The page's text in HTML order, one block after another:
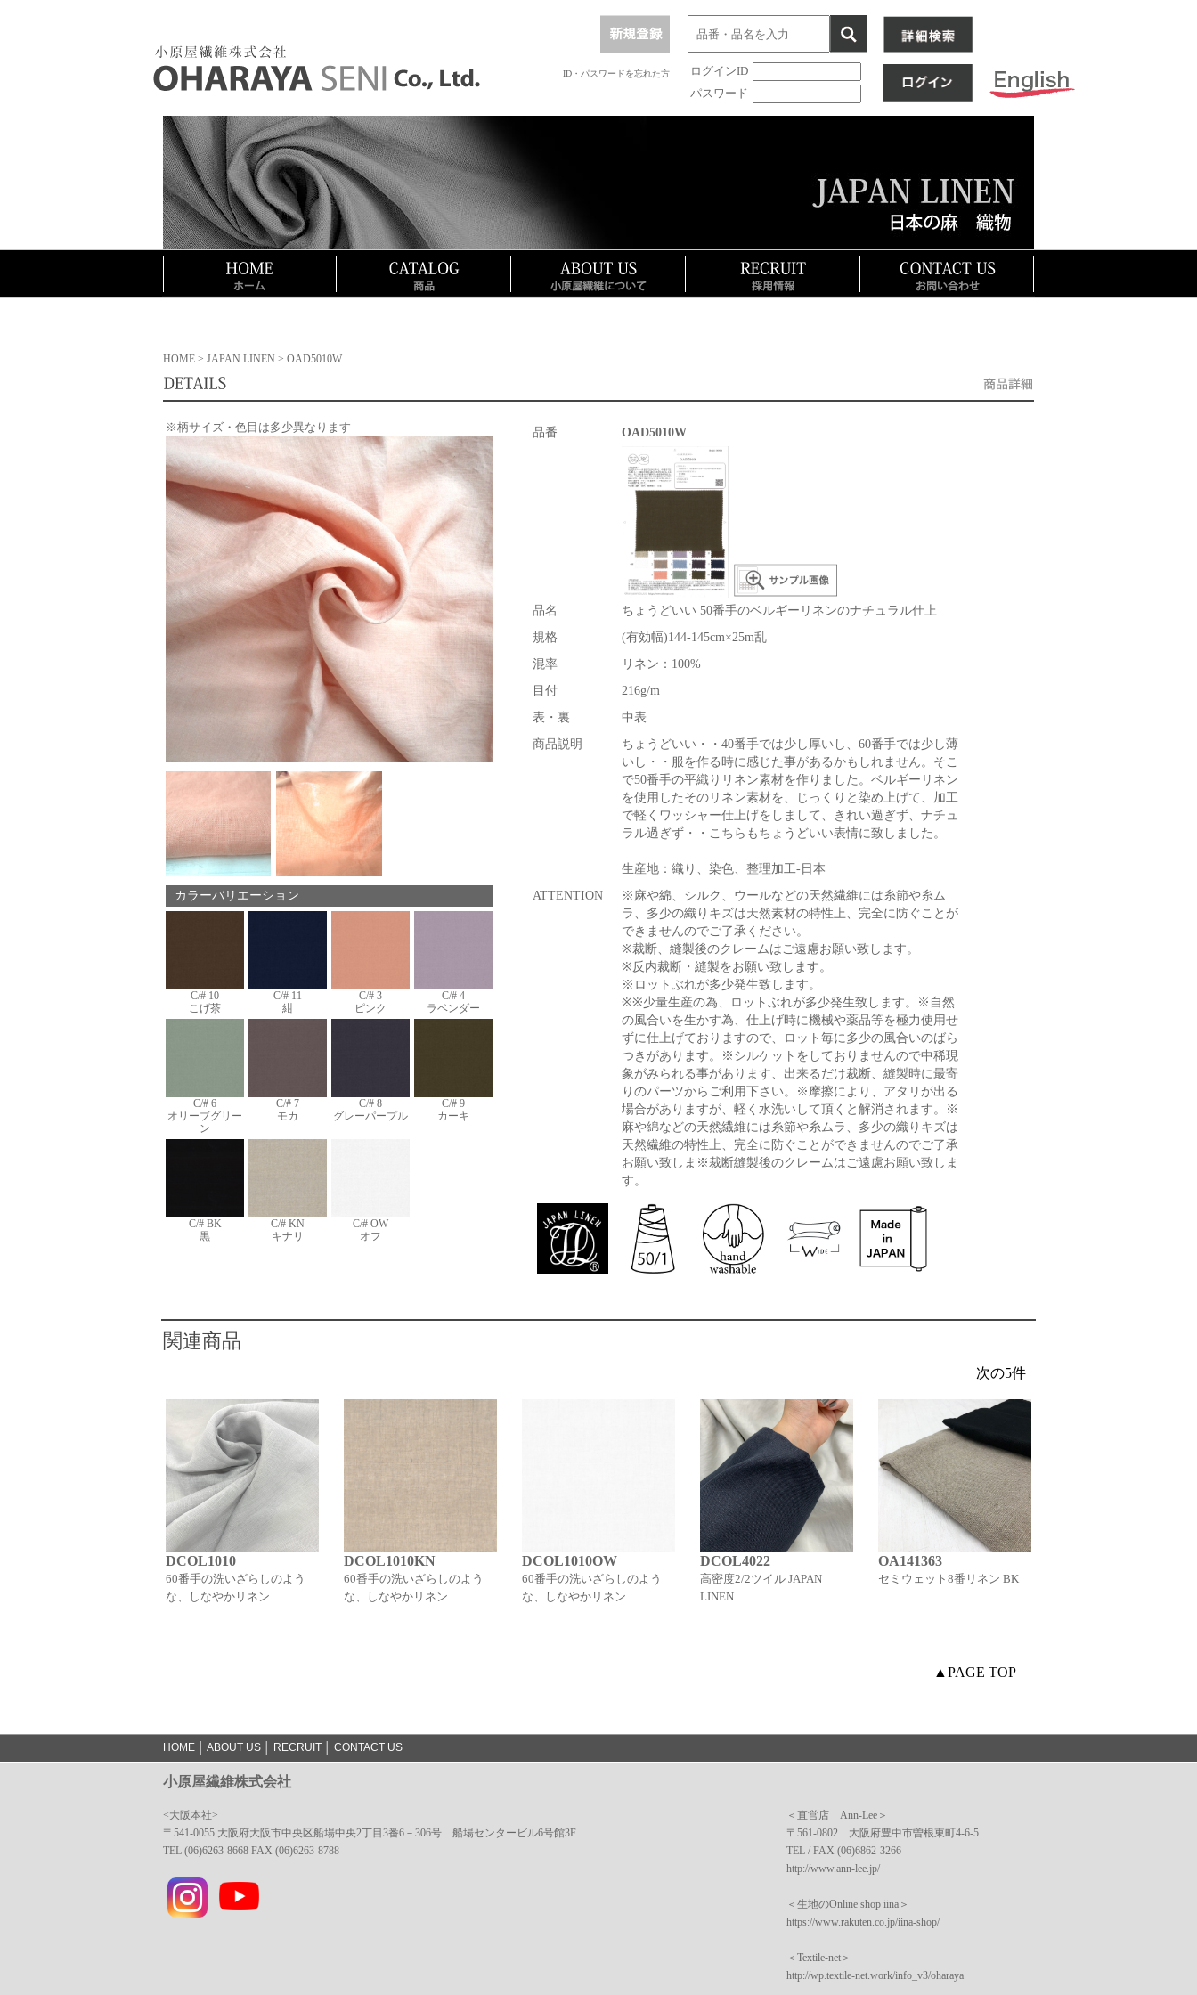
ID・パスワードを忘れた方
ログインID
パスワード
HOME > JAPAN LINEN > OAD5010W
※柄サイズ・色目は多少異なります
カラーバリエーション
C/# 10
こげ茶
C/# 11
紺
C/# 3
ピンク
C/# 4
ラベンダー
C/# 6
オリーブグリー
ン
C/# 7
モカ
C/# 8
グレーパープル
C/# 9
カーキ
C/# BK
黒
C/# KN
キナリ
C/# OW
オフ
品番 OAD5010W
品名
ちょうどいい 50番手のベルギーリネンのナチュラル仕上
規格
(有効幅)144-145cm×25m乱
混率
リネン：100%
目付
216g/m
表・裏
中表
商品説明
ちょうどいい・・40番手では少し厚いし、60番手では少し薄
いし・・服を作る時に感じた事があるかもしれません。そこ
で50番手の平織りリネン素材を作りました。ベルギーリネン
を使用したそのリネン素材を、じっくりと染め上げて、加工
で軽くワッシャー仕上げをしまして、きれい過ぎず、ナチュ
ラル過ぎず・・こちらもちょうどいい表情に致しました。
生産地：織り、染色、整理加工-日本
ATTENTION
※麻や綿、シルク、ウールなどの天然繊維には糸節や糸ム
ラ、多少の織りキズは天然素材の特性上、完全に防ぐことが
できませんのでご了承ください。
※裁断、縫製後のクレームはご遠慮お願い致します。
※反内裁断・縫製をお願い致します。
※ロットぶれが多少発生致します。
※※少量生産の為、ロットぶれが多少発生致します。※自然
の風合いを生かす為、仕上げ時に機械や薬品等を極力使用せ
ずに仕上げておりますので、ロット毎に多少の風合いのばら
つきがあります。※シルケットをしておりませんので中稀現
象がみられる事があります、出来るだけ裁断、縫製時に最寄
りのパーツからご利用下さい。※摩擦により、アタリが出る
場合がありますが、軽く水洗いして頂くと解消されます。※
麻や綿などの天然繊維には糸節や糸ムラ、多少の織りキズは
天然繊維の特性上、完全に防ぐことができませんのでご了承
お願い致しま※裁断縫製後のクレームはご遠慮お願い致しま
す。
関連商品
DCOL1010
60番手の洗いざらしのよう
な、しなやかリネン
DCOL1010KN
60番手の洗いざらしのよう
な、しなやかリネン
DCOL1010OW
60番手の洗いざらしのよう
な、しなやかリネン
DCOL4022
高密度2/2ツイル JAPAN
LINEN
OA141363
セミウェット8番リネン BK
▲PAGE TOP
HOME ABOUT US RECRUIT CONTACT US
小原屋繊維株式会社
<大阪本社>
〒541-0055 大阪府大阪市中央区船場中央2丁目3番6－306号 船場センタービル6号館3F
TEL (06)6263-8668 FAX (06)6263-8788
＜直営店 Ann-Lee＞
〒561-0802 大阪府豊中市曽根東町4-6-5
TEL / FAX (06)6862-3266
http://www.ann-lee.jp/
＜生地のOnline shop iina＞
https://www.rakuten.co.jp/iina-shop/
＜Textile-net＞
http://wp.textile-net.work/info_v3/oharaya